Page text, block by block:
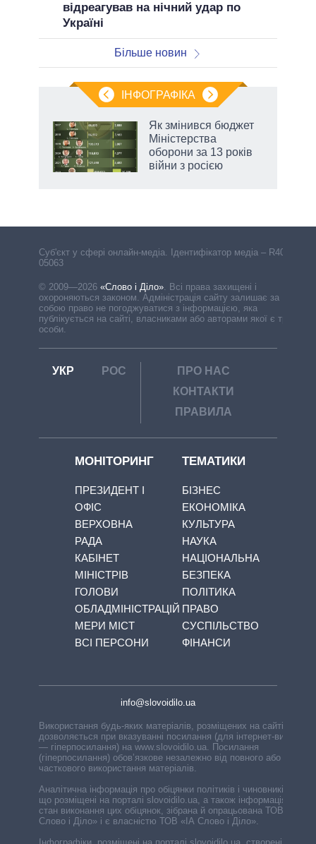
відреагував на нічний удар по
Україні
Більше новин
ІНФОГРАФІКА
Як змінився бюджет
Міністерства
оборони за 13 років
війни з росією
Cуб'єкт у сфері онлайн-медіа. Ідентифікатор медіа – R40-
05063
© 2009—2026 «Слово і Діло». Всі права захищені і
охороняються законом. Адміністрація сайту залишає за
собою право не погоджуватися з інформацією, яка
публікується на сайті, власниками або авторами якої є треті
особи.
УКР РОС
ПРО НАС
КОНТАКТИ
ПРАВИЛА
МОНІТОРИНГ
ПРЕЗИДЕНТ І
ОФІС
ВЕРХОВНА
РАДА
КАБІНЕТ
МІНІСТРІВ
ГОЛОВИ
ОБЛАДМІНІСТРАЦІЙ
МЕРИ МІСТ
ВСІ ПЕРСОНИ
ТЕМАТИКИ
БІЗНЕС
ЕКОНОМІКА
КУЛЬТУРА
НАУКА
НАЦІОНАЛЬНА
БЕЗПЕКА
ПОЛІТИКА
ПРАВО
СУСПІЛЬСТВО
ФІНАНСИ
info@slovoidilo.ua
Використання будь-яких матеріалів, розміщених на сайті,
дозволяється при вказуванні посилання (для інтернет-видань
— гіперпосилання) на www.slovoidilo.ua. Посилання
(гіперпосилання) обов’язкове незалежно від повного або
часткового використання матеріалів.
Аналітична інформація про обіцянки політиків і чиновників,
що розміщені на порталі slovoidilo.ua, а також інформація про
стан виконання цих обіцянок, зібрана й опрацьована ТОВ «ІА
Слово і Діло» і є власністю ТОВ «ІА Слово і Діло».